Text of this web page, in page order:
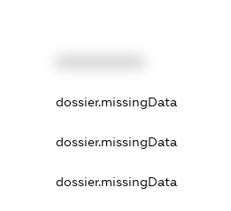
dossier.missingData
dossier.missingData
dossier.missingData